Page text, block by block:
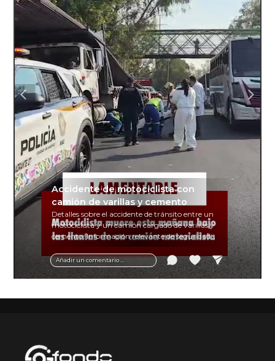
Añadir un comentario ...
Accidente de motociclista con
camión de varillas y cemento
Detalles sobre el accidente de tránsito entre un
motociclista y un camión cargado de varillas y
cemento. Información relevante de seguridad
vial y recomendaciones para motociclistas.